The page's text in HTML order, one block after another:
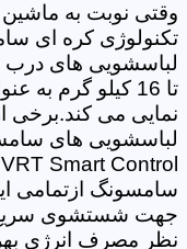
وقتی نوبت به
تکنولوژی کره ای
تا 16 کیلو گرم
نمایی می کند.برخی
سامسونگ ازتمامی
جهت شستشوی سریع
نظر مصرف انرژی